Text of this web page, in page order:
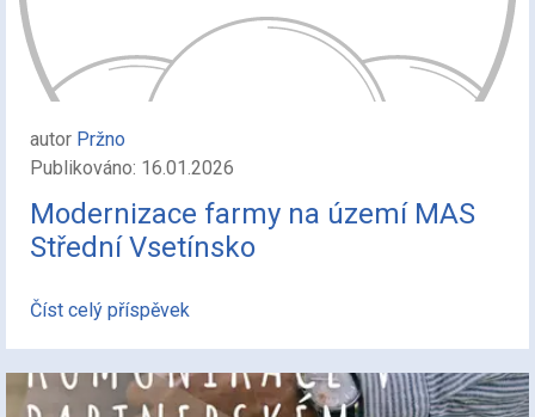
autor Pržno
Publikováno: 16.01.2026
Modernizace farmy na území MAS
Střední Vsetínsko
Číst celý příspěvek